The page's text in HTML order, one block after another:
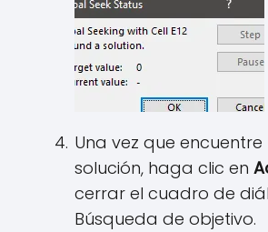
Una vez que encuentre
solución, haga clic en
cerrar el cuadro de
Búsqueda de objetivo.